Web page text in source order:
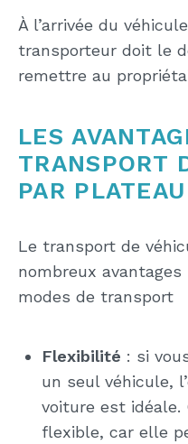
À l’arrivée du
transporteur doit le
remettre au
LES
TRANSPORT
PAR PLATEAU
Le transport de
nombreux
modes de transport
Flexibilité : si
un seul véhicule,
voiture est
flexible, car elle